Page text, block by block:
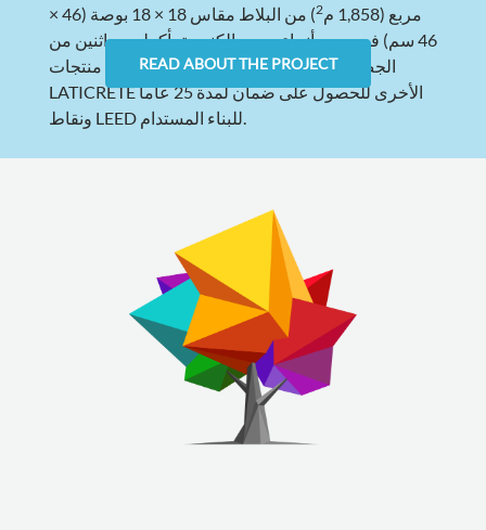
مربع (1,858 م
2
) من البلاط مقاس 18 × 18 بوصة (46 ×
46 سم) في جميع أنحاء صحن الكنيسة بأكمله مع اثنين من
الجص سريع الإعداد بالإضافة إلى العديد من منتجات
LATICRETE الأخرى للحصول على ضمان لمدة 25 عاما
ونقاط LEED للبناء المستدام.
READ ABOUT THE PROJECT